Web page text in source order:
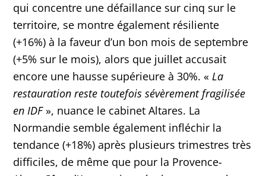
qui concentre une défaillance sur cinq sur le
territoire, se montre également résiliente
(+16%) à la faveur d’un bon mois de septembre
(+5% sur le mois), alors que juillet accusait
encore une hausse supérieure à 30%. « La
restauration reste toutefois sévèrement fragilisée
en IDF», nuance le cabinet Altares. La
Normandie semble également infléchir la
tendance (+18%) après plusieurs trimestres très
difficiles, de même que pour la Provence-